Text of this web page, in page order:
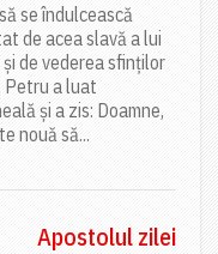
se îndulcească
de acea slavă a lui
de vederea sfinților
Petru a luat
și a zis: Doamne,
nouă să...
Apostolul zilei